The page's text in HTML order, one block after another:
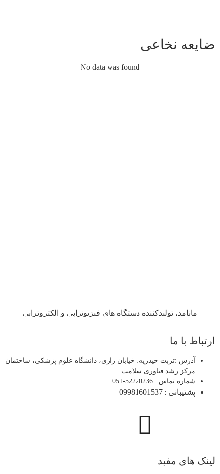
ضایعه نخاعی
No data was found
مانامد، تولیدکننده دستگاه های فیزیوتراپی و الکتروتراپی
ارتباط با ما
آدرس :تربت حیدریه، خیابان رازی، دانشگاه علوم پزشکی، ساختمان
مرکز رشد فناوری سلامت
شماره تماس : 52220236-051
پشتیبانی : 09981601537
لینک های مفید